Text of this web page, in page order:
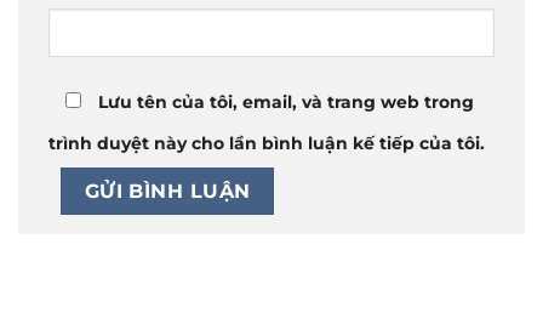
Lưu tên của tôi, email, và trang web trong
trình duyệt này cho lần bình luận kế tiếp của tôi.